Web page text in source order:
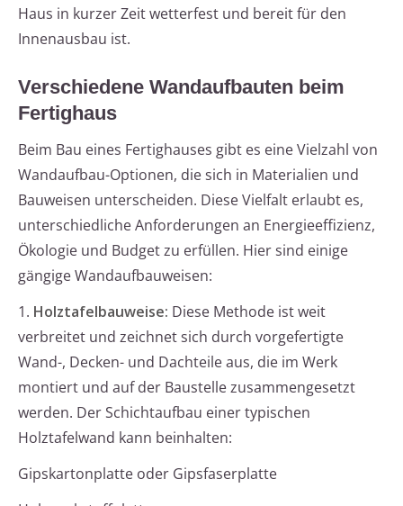
Haus in kurzer Zeit wetterfest und bereit für den
Innenausbau ist.
Verschiedene Wandaufbauten beim
Fertighaus
Beim Bau eines Fertighauses gibt es eine Vielzahl von
Wandaufbau-Optionen, die sich in Materialien und
Bauweisen unterscheiden. Diese Vielfalt erlaubt es,
unterschiedliche Anforderungen an Energieeffizienz,
Ökologie und Budget zu erfüllen. Hier sind einige
gängige Wandaufbauweisen:
1. Holztafelbauweise: Diese Methode ist weit
verbreitet und zeichnet sich durch vorgefertigte
Wand-, Decken- und Dachteile aus, die im Werk
montiert und auf der Baustelle zusammengesetzt
werden. Der Schichtaufbau einer typischen
Holztafelwand kann beinhalten:
Gipskartonplatte oder Gipsfaserplatte